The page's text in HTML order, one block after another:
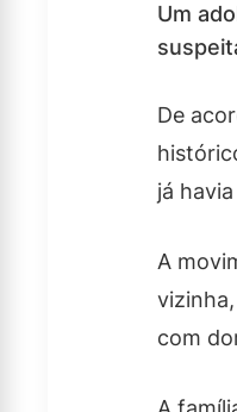
Um
De
já
A
com